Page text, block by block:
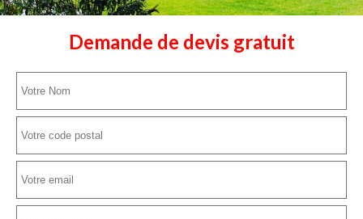
Demande de devis gratuit